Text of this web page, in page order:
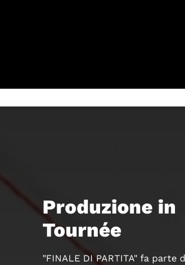
Produzione in
Tournée
"FINALE DI PARTITA" fa parte